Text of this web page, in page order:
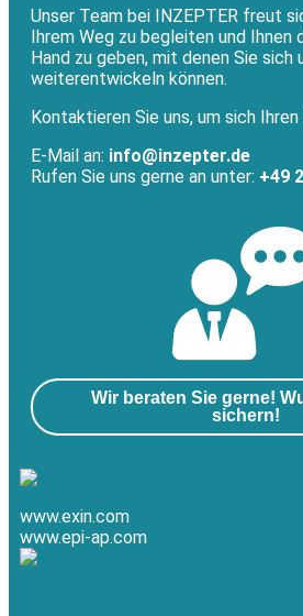
Unser Team bei INZEPTER freut
Ihrem Weg zu begleiten und Ihnen
Hand zu geben, mit denen Sie sich
weiterentwickeln können.
Kontaktieren Sie uns, um sich
E-Mail an: info@inzepter.de
Rufen Sie uns gerne an unter: +49
Wir beraten Sie gerne!
sichern!
www.exin.com
www.epi-ap.com